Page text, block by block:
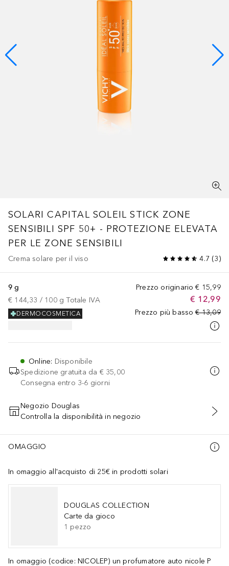
SOLARI CAPITAL SOLEIL STICK ZONE
SENSIBILI SPF 50+ - PROTEZIONE ELEVATA
PER LE ZONE SENSIBILI
Crema solare per il viso 4.7 (3)
Prezzo originario € 15,99
€ 12,99
Prezzo più basso € 13,09
9 g
€ 144,33 / 100 g Totale IVA
DERMOCOSMETICA
Online: Disponibile
Spedizione gratuita da € 35,00
Consegna entro 3-6 giorni
AGGIUNGI AL CARRELLO
Negozio Douglas
Controlla la disponibilità in negozio
OMAGGIO
In omaggio all'acquisto di 25€ in prodotti solari
DOUGLAS COLLECTION
Carte da gioco
1 pezzo
In omaggio (codice: NICOLEP) un profumatore auto nicole P